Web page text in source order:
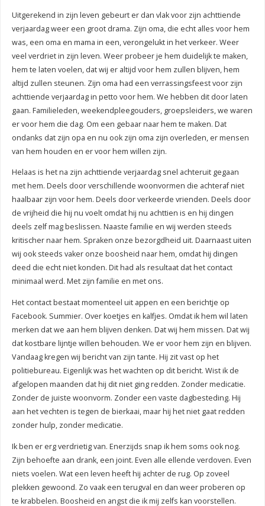
Uitgerekend in zijn leven gebeurt er dan vlak voor zijn achttiende
verjaardag weer een groot drama. Zijn oma, die echt alles voor hem
was, een oma en mama in een, verongelukt in het verkeer. Weer
veel verdriet in zijn leven. Weer probeer je hem duidelijk te maken,
hem te laten voelen, dat wij er altijd voor hem zullen blijven, hem
altijd zullen steunen. Zijn oma had een verrassingsfeest voor zijn
achttiende verjaardag in petto voor hem. We hebben dit door laten
gaan. Familieleden, weekendpleegouders, groepsleiders, we waren
er voor hem die dag. Om een gebaar naar hem te maken. Dat
ondanks dat zijn opa en nu ook zijn oma zijn overleden, er mensen
van hem houden en er voor hem willen zijn.
Helaas is het na zijn achttiende verjaardag snel achteruit gegaan
met hem. Deels door verschillende woonvormen die achteraf niet
haalbaar zijn voor hem. Deels door verkeerde vrienden. Deels door
de vrijheid die hij nu voelt omdat hij nu achttien is en hij dingen
deels zelf mag beslissen. Naaste familie en wij werden steeds
kritischer naar hem. Spraken onze bezorgdheid uit. Daarnaast uiten
wij ook steeds vaker onze boosheid naar hem, omdat hij dingen
deed die echt niet konden. Dit had als resultaat dat het contact
minimaal werd. Met zijn familie en met ons.
Het contact bestaat momenteel uit appen en een berichtje op
Facebook. Summier. Over koetjes en kalfjes. Omdat ik hem wil laten
merken dat we aan hem blijven denken. Dat wij hem missen. Dat wij
dat kostbare lijntje willen behouden. We er voor hem zijn en blijven.
Vandaag kregen wij bericht van zijn tante. Hij zit vast op het
politiebureau. Eigenlijk was het wachten op dit bericht. Wist ik de
afgelopen maanden dat hij dit niet ging redden. Zonder medicatie.
Zonder de juiste woonvorm. Zonder een vaste dagbesteding. Hij
aan het vechten is tegen de bierkaai, maar hij het niet gaat redden
zonder hulp, zonder medicatie.
Ik ben er erg verdrietig van. Enerzijds snap ik hem soms ook nog.
Zijn behoefte aan drank, een joint. Even alle ellende verdoven. Even
niets voelen. Wat een leven heeft hij achter de rug. Op zoveel
plekken gewoond. Zo vaak een terugval en dan weer proberen op
te krabbelen. Boosheid en angst die ik mij zelfs kan voorstellen.